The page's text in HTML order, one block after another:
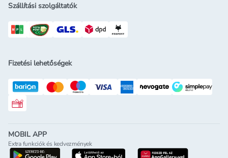
Szállítási szolgáltatók
Fizetési lehetőségek
Rossmann ajándékkártya
MOBIL APP
Extra funkciók és kedvezmények
letöltés a google-play-rölletöltés az app-store-ból
letöltés